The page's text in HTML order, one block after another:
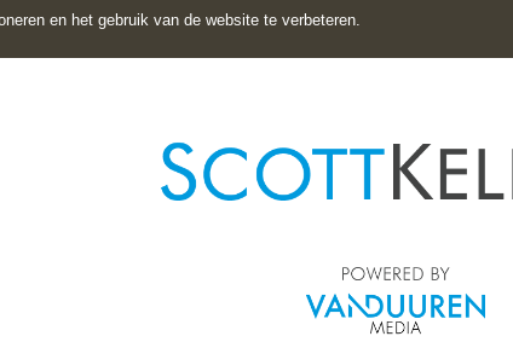
en het gebruik van de website te verbeteren.